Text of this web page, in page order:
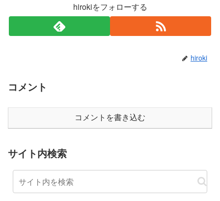
hirokiをフォローする
hiroki
コメント
コメントを書き込む
サイト内検索